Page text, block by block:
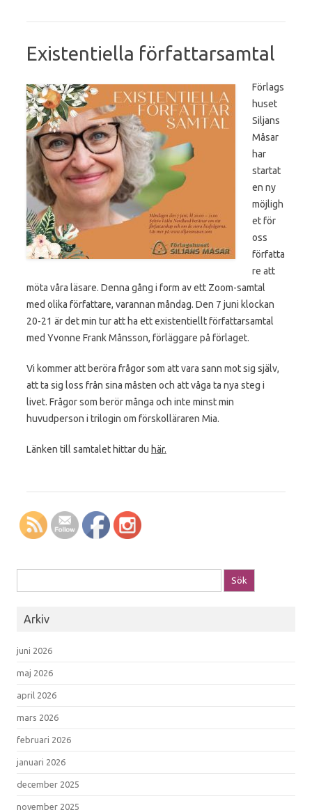
Existentiella författarsamtal
Förlags
huset
Siljans
Måsar
har
startat
en ny
möjligh
et för
oss
författa
re att
möta våra läsare. Denna gång i form av ett Zoom-samtal
med olika författare, varannan måndag. Den 7 juni klockan
20-21 är det min tur att ha ett existentiellt författarsamtal
med Yvonne Frank Månsson, förläggare på förlaget.
Vi kommer att beröra frågor som att vara sann mot sig själv,
att ta sig loss från sina måsten och att våga ta nya steg i
livet. Frågor som berör många och inte minst min
huvudperson i trilogin om förskolläraren Mia.
Länken till samtalet hittar du här.
Arkiv
juni 2026
maj 2026
april 2026
mars 2026
februari 2026
januari 2026
december 2025
november 2025